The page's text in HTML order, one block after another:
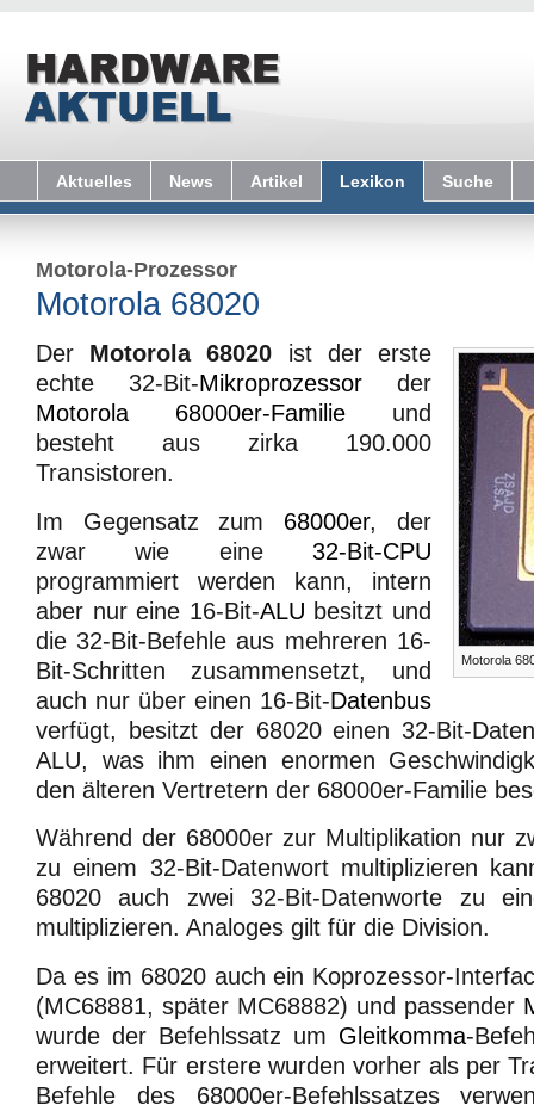
Aktuelles News Artikel Lexikon Suche
Motorola-Prozessor
Motorola 68020
Motorola
Der Motorola 68020 ist der erste
echte 32-Bit-Mikroprozessorder
Motorola 68000er-Familieund
besteht aus zirka 190.000
Transistoren.
Im Gegensatz zum 68000er, der
zwar wie eine 32-Bit-CPU
programmiert werden kann, intern
aber nur eine 16-Bit-ALU besitzt und
die 32-Bit-Befehle aus mehreren 16-
Bit-Schritten zusammensetzt, und
auch nur über einen 16-Bit-Datenbus
verfügt, besitzt der 68020 einen 32-Bit-
ALU, was ihm einen enormen
den älteren Vertretern der 68000er-Familie
Während der 68000er zur Multiplikation nur
zu einem 32-Bit-Datenwort multiplizieren
68020 auch zwei 32-Bit-Datenworte zu
multiplizieren. Analoges gilt für die Division.
Da es im 68020 auch ein Koprozessor-
(MC68881, später MC68882) und passender
wurde der Befehlssatz um Gleitkomma-
erweitert. Für erstere wurden vorher als per
Befehle des 68000er-Befehlssatzes